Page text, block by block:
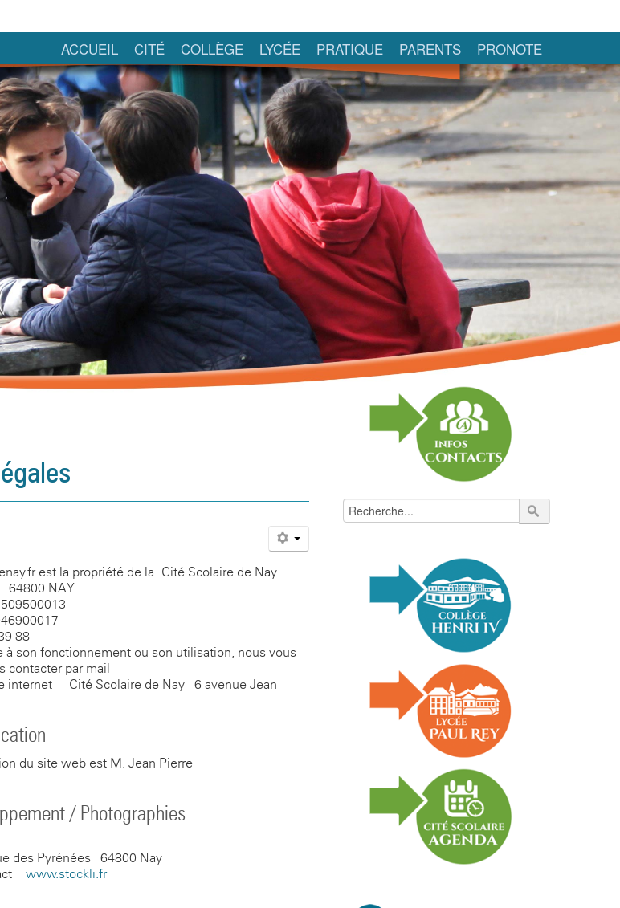
ACCUEIL CITÉ COLLÈGE LYCÉE PRATIQUE PARENTS PRONOTE
est la propriété de la Cité Scolaire de Nay
64800 NAY
88
à son fonctionnement ou son utilisation, nous vous
contacter par mail
internet - Cité Scolaire de Nay - 6 avenue Jean
du site web est M. Jean-Pierre
/ Photographies
des Pyrénées - 64800 Nay
- www.stockli.fr